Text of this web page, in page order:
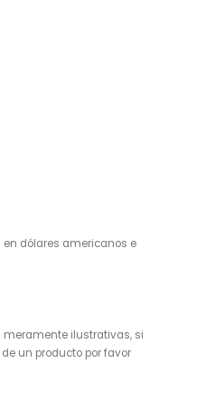
en dólares americanos e
meramente ilustrativas, si
un producto por favor